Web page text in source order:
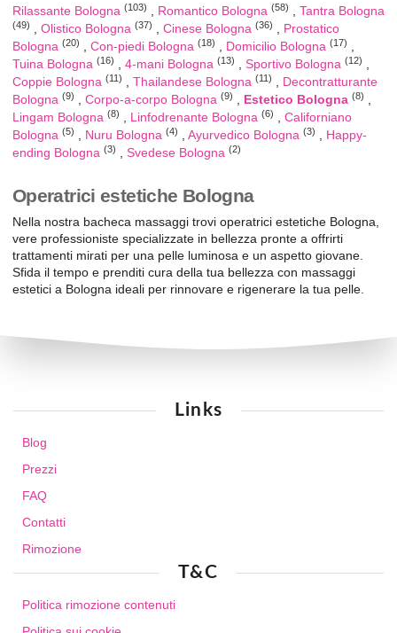
Rilassante Bologna (103) Romantico Bologna (58) Tantra Bologna
(49) Olistico Bologna (37) Cinese Bologna (36)
Prostatico
Bologna (20) Con-piedi Bologna (18) Domicilio Bologna (17)
Tuina Bologna (16) 4-mani Bologna (13) Sportivo Bologna (12)
Coppie Bologna (11) Thailandese Bologna (11)
Decontratturante
Bologna (9) Corpo-a-corpo Bologna (9) Estetico Bologna (8)
Lingam Bologna (8) Linfodrenante Bologna (6)
Californiano
Bologna (5) Nuru Bologna (4) Ayurvedico Bologna (3)
Happy-
ending Bologna (3) Svedese Bologna (2)
Operatrici estetiche Bologna
Nella nostra bacheca massaggi trovi operatrici estetiche Bologna,
vere professioniste specializzate in bellezza pronte a offrirti
trattamenti mirati per una pelle luminosa e un aspetto giovane.
Sfida il tempo e prenditi cura della tua bellezza con massaggi
estetici a Bologna ideali per rinnovare e rigenerare la tua pelle.
Links
Blog
Prezzi
FAQ
Contatti
Rimozione
T&C
Politica rimozione contenuti